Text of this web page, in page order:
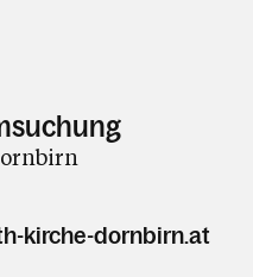
kirche-dornbirn.at